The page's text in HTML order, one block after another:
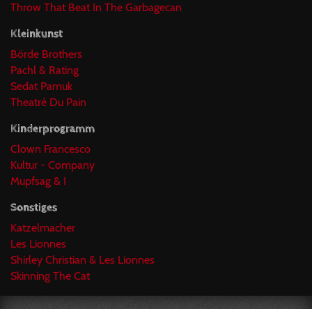
Throw That Beat In The Garbagecan
Kleinkunst
Börde Brothers
Pachl & Rating
Sedat Pamuk
Theatré Du Pain
Kinderprogramm
Clown Francesco
Kultur - Company
Mupfsag & I
Sonstiges
Katzelmacher
Les Lionnes
Shirley Christian & Les Lionnes
Skinning The Cat